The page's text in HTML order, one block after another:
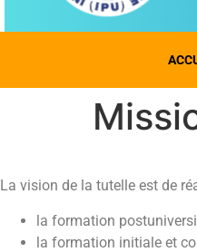
La vision de la tutelle est de
la formation
la formation initiale et